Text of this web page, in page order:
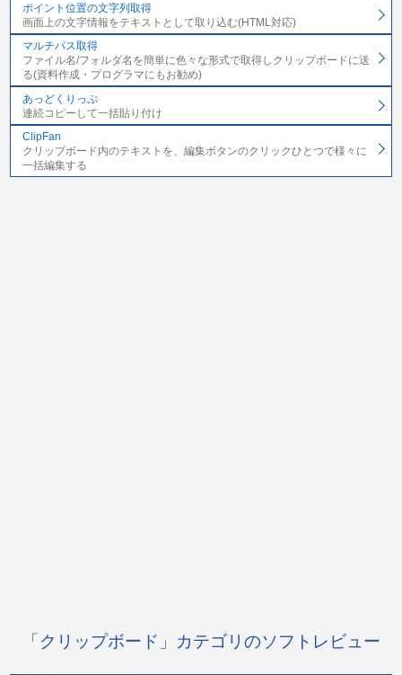
ポイント位置の文字列取得
画面上の文字情報をテキストとして取り込む(HTML対応)
マルチパス取得
ファイル名/フォルダ名を簡単に色々な形式で取得しクリップボードに送
る(資料作成・プログラマにもお勧め)
あっどくりっぷ
連続コピーして一括貼り付け
ClipFan
クリップボード内のテキストを、編集ボタンのクリックひとつで様々に
一括編集する
「クリップボード」カテゴリのソフトレビュー